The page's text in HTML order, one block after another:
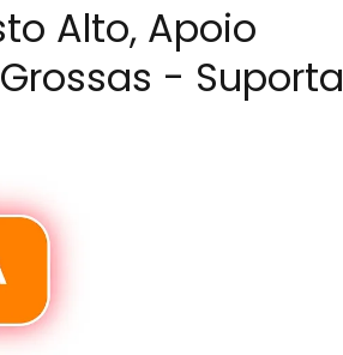
Alto, Apoio
- Suporta